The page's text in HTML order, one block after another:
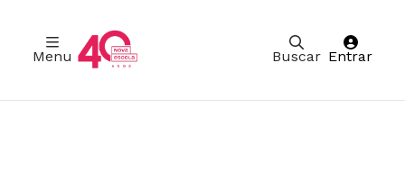
Buscar
Menu Entrar